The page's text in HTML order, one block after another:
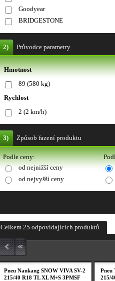
Goodyear
BRIDGESTONE
2) Průvodce parametry
Hmotnost
89 (580 kg)
Rychlost
2 (2 km/h)
3) Způsob řazení produktu
Podle ceny:
od nejnižší ceny
od nejvyšší ceny
Celkem 25 odpovídajících produktů
Pneu Nankang SNOW VIVA SV-2
215/40 R18 TL XL M+S 3PMSF
Pneu
215/